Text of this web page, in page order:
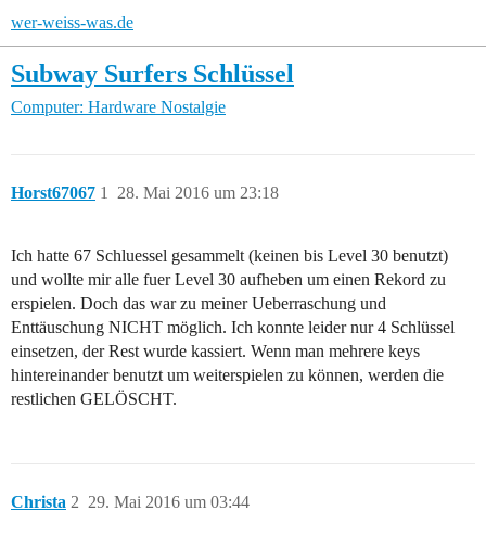
wer-weiss-was.de
Subway Surfers Schlüssel
Computer: Hardware Nostalgie
Horst67067 28. Mai 2016 um 23:18
1
Ich hatte 67 Schluessel gesammelt (keinen bis Level 30 benutzt)
und wollte mir alle fuer Level 30 aufheben um einen Rekord zu
erspielen. Doch das war zu meiner Ueberraschung und
Enttäuschung NICHT möglich. Ich konnte leider nur 4 Schlüssel
einsetzen, der Rest wurde kassiert. Wenn man mehrere keys
hintereinander benutzt um weiterspielen zu können, werden die
restlichen GELÖSCHT.
Christa 29. Mai 2016 um 03:44
2